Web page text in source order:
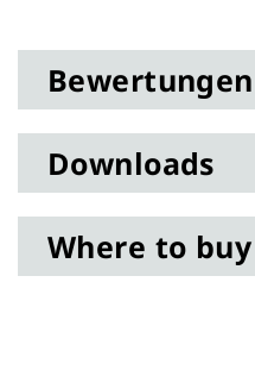
Bewertungen
Downloads
Where to buy